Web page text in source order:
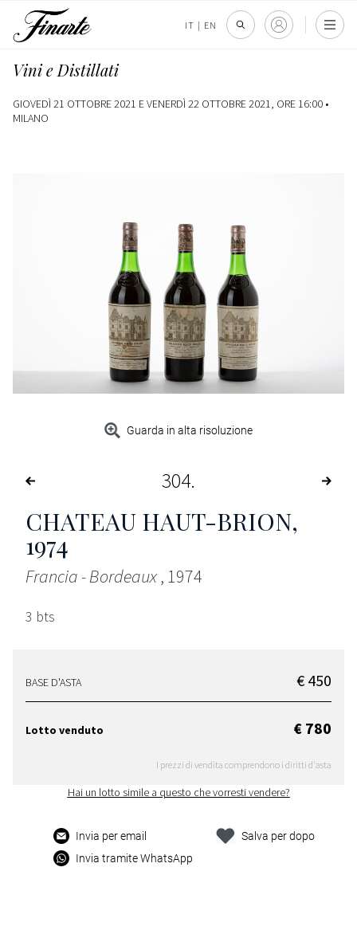
IT | EN
Vini e Distillati
GIOVEDÌ 21 OTTOBRE 2021 E VENERDÌ 22 OTTOBRE 2021, ORE 16:00 •
MILANO
Guarda in alta risoluzione
304
CHATEAU HAUT-BRION,
1974
Francia - Bordeaux, 1974
3 bts
BASE D'ASTA € 450
Lotto venduto € 780
I prezzi di vendita comprendono i diritti d'asta
Hai un lotto simile a questo che vorresti vendere?
Invia per email
Invia tramite WhatsApp
Salva per dopo